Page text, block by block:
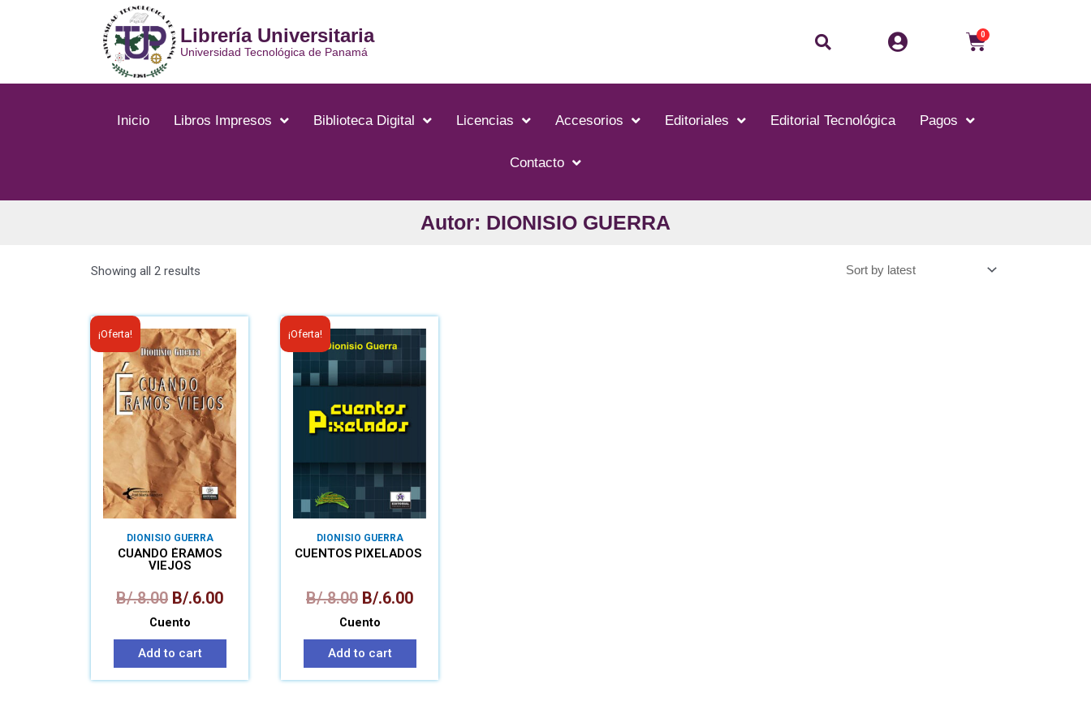
Librería Universitaria
Universidad Tecnológica de Panamá
0
Inicio Libros Impresos Biblioteca Digital Licencias Accesorios Editoriales Editorial Tecnológica Pagos
Contacto
Autor: DIONISIO GUERRA
Showing all 2 results
¡Oferta!
DIONISIO GUERRA
CUANDO ÉRAMOS
VIEJOS
B/.8.00 B/.6.00
Cuento
Add to cart
¡Oferta!
DIONISIO GUERRA
CUENTOS PIXELADOS
B/.8.00 B/.6.00
Cuento
Add to cart